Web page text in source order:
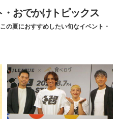
おでかけトピックス
の夏におすすめしたい旬なイベント・